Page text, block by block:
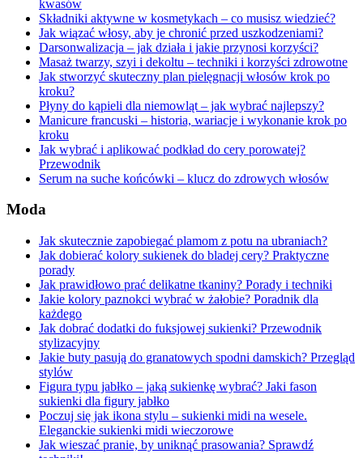
kwasów
Składniki aktywne w kosmetykach – co musisz wiedzieć?
Jak wiązać włosy, aby je chronić przed uszkodzeniami?
Darsonwalizacja – jak działa i jakie przynosi korzyści?
Masaż twarzy, szyi i dekoltu – techniki i korzyści zdrowotne
Jak stworzyć skuteczny plan pielęgnacji włosów krok po
kroku?
Płyny do kąpieli dla niemowląt – jak wybrać najlepszy?
Manicure francuski – historia, wariacje i wykonanie krok po
kroku
Jak wybrać i aplikować podkład do cery porowatej?
Przewodnik
Serum na suche końcówki – klucz do zdrowych włosów
Moda
Jak skutecznie zapobiegać plamom z potu na ubraniach?
Jak dobierać kolory sukienek do bladej cery? Praktyczne
porady
Jak prawidłowo prać delikatne tkaniny? Porady i techniki
Jakie kolory paznokci wybrać w żałobie? Poradnik dla
każdego
Jak dobrać dodatki do fuksjowej sukienki? Przewodnik
stylizacyjny
Jakie buty pasują do granatowych spodni damskich? Przegląd
stylów
Figura typu jabłko – jaką sukienkę wybrać? Jaki fason
sukienki dla figury jabłko
Poczuj się jak ikona stylu – sukienki midi na wesele.
Eleganckie sukienki midi wieczorowe
Jak wieszać pranie, by uniknąć prasowania? Sprawdź